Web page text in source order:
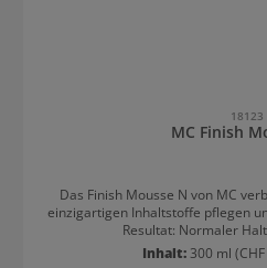
18123
MC Finish
Das Finish Mousse N von MC
einzigartigen Inhaltstoffe pflegen
Inhalt: 300 ml